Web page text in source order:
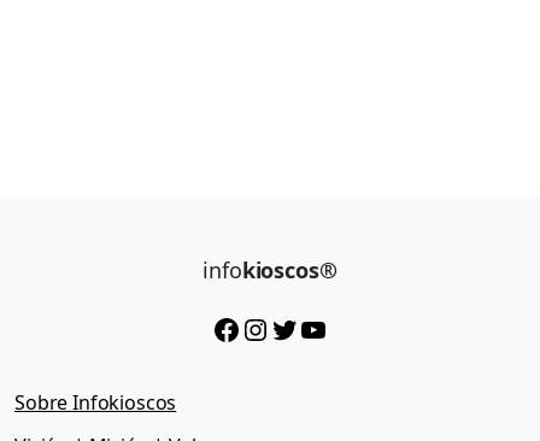
infokioscos®
Facebook InstagramTwitter YouTube
Sobre Infokioscos